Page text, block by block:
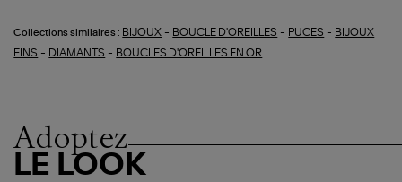
Collections similaires : BIJOUX - BOUCLE D'OREILLES - PUCES - BIJOUX
FINS - DIAMANTS - BOUCLES D'OREILLES EN OR
Adoptez
LE LOOK